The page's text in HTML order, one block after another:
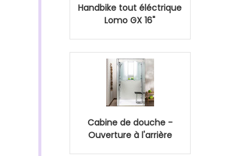
Handbike tout éléctrique
Lomo GX 16"
Cabine de douche -
Ouverture à l'arrière